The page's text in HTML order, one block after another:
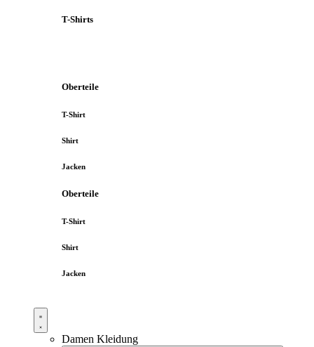
T-Shirts
Oberteile
T-Shirt
Shirt
Jacken
Oberteile
T-Shirt
Shirt
Jacken
Damen Kleidung